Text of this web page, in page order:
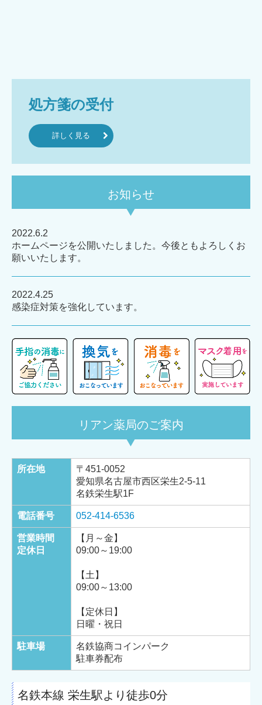
処方箋の受付
詳しく見る
お知らせ
2022.6.2
ホームページを公開いたしました。今後ともよろしくお
願いいたします。
2022.4.25
感染症対策を強化しています。
リアン薬局のご案内
所在地 〒 451-0052
愛知県名古屋市西区栄生2-5-11
名鉄栄生駅1F
電話番号 052-414-6536
営業時間
定休日
【月～金】
09:00～19:00
【土】
09:00～13:00
【定休日】
日曜・祝日
駐車場
名鉄協商コインパーク
駐車券配布
名鉄本線 栄生駅より徒歩0分